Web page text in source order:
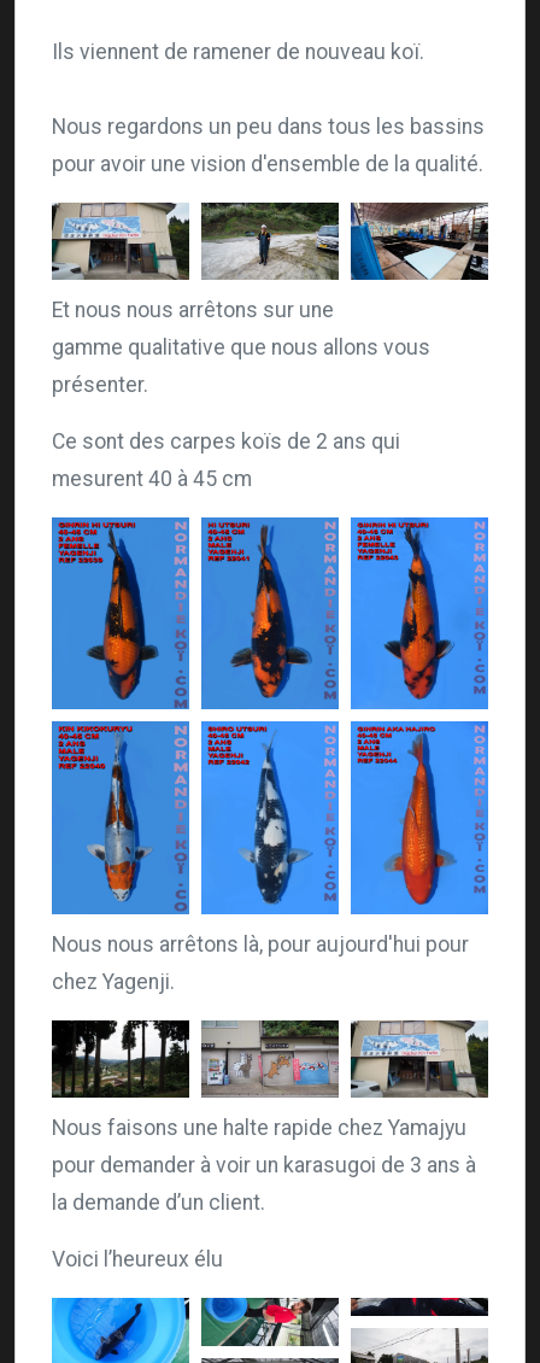
Ils viennent de ramener de nouveau koï.
Nous regardons un peu dans tous les bassins
pour avoir une vision d'ensemble de la qualité.
Et nous nous arrêtons sur une
gamme qualitative que nous allons vous
présenter.
Ce sont des carpes koïs de 2 ans qui
mesurent 40 à 45 cm
Nous nous arrêtons là, pour aujourd'hui pour
chez Yagenji.
Nous faisons une halte rapide chez Yamajyu
pour demander à voir un karasugoi de 3 ans à
la demande d’un client.
Voici l’heureux élu